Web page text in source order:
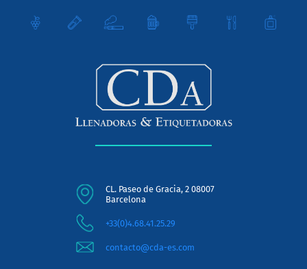
CL. Paseo de Gracia, 2 08007
Barcelona
+33(0)4.68.41.25.29
contacto@cda-es.com